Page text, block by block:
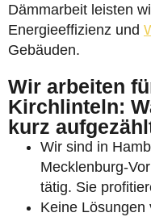
Dämmarbeit leisten
Energieeffizienz und
Gebäuden.
Wir arbeiten
Kirchlinteln:
kurz
Wir sind in
Mecklenburg-
tätig. Sie
Keine Lösungen